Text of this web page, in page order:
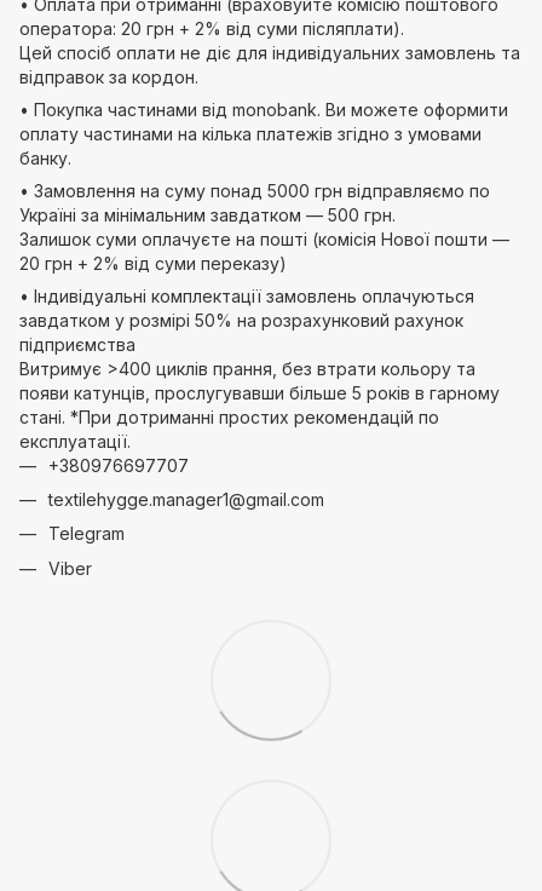
оператора: 20 грн + 2% від суми післяплати).
Цей спосіб оплати не діє для індивідуальних замовлень та
відправок за кордон.
• Покупка частинами від monobank. Ви можете оформити
оплату частинами на кілька платежів згідно з умовами
банку.
• Замовлення на суму понад 5000 грн відправляємо по
Україні за мінімальним завдатком — 500 грн.
Залишок суми оплачуєте на пошті (комісія Нової пошти —
20 грн + 2% від суми переказу)
• Індивідуальні комплектації замовлень оплачуються
завдатком у розмірі 50% на розрахунковий рахунок
підприємства
Витримує >400 циклів прання, без втрати кольору та
появи катунців, прослугувавши більше 5 років в гарному
стані. *При дотриманні простих рекомендацій по
експлуатації.
+380976697707
textilehygge.manager1@gmail.com
Telegram
Viber